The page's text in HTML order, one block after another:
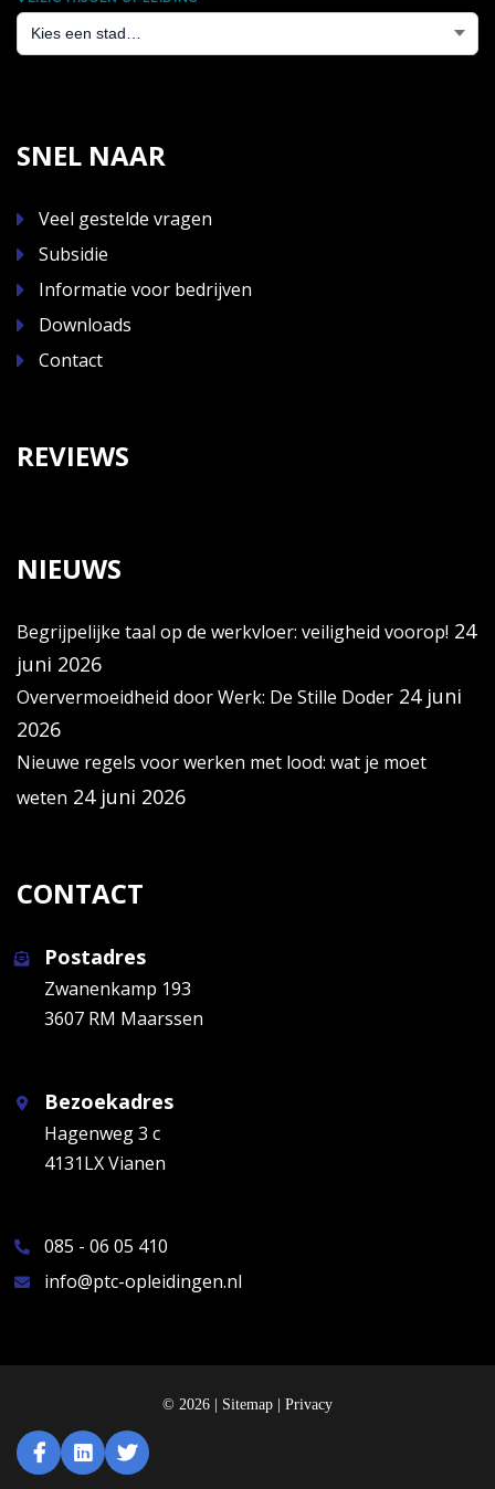
SNEL NAAR
Veel gestelde vragen
Subsidie
Informatie voor bedrijven
Downloads
Contact
REVIEWS
NIEUWS
Begrijpelijke taal op de werkvloer: veiligheid voorop! 24
juni 2026
Oververmoeidheid door Werk: De Stille Doder 24 juni
2026
Nieuwe regels voor werken met lood: wat je moet
weten 24 juni 2026
CONTACT
Postadres
Zwanenkamp 193
3607 RM Maarssen
Bezoekadres
Hagenweg 3 c
4131LX Vianen
085 - 06 05 410
info@ptc-opleidingen.nl
© 2026 | Sitemap | Privacy